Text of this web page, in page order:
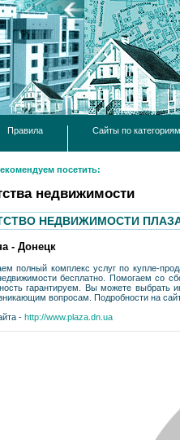
Правила Сайты по категориям
посетить:
недвижимости
НЕДВИЖИМОСТИ
- Донецк
полный комплекс услуг по купле-
бесплатно. Помогаем со
гарантируем. Вы можете выбрать
вопросам. Подробности на
- http://www.plaza.dn.ua